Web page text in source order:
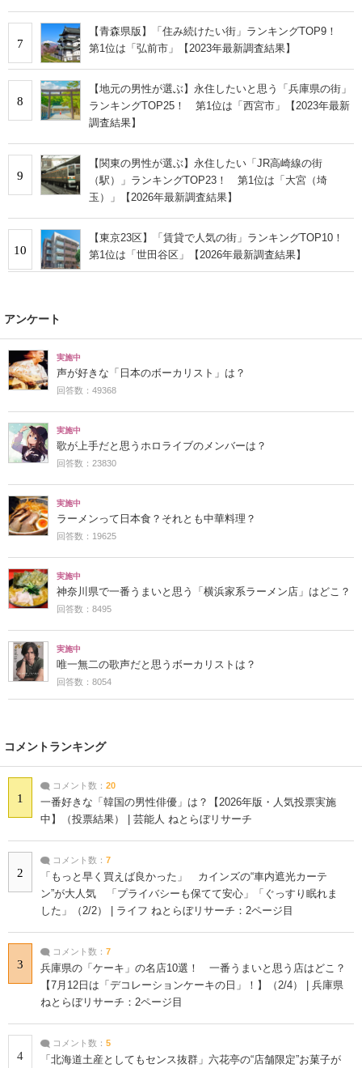
7
【青森県版】「住み続けたい街」ランキングTOP9！
第1位は「弘前市」【2023年最新調査結果】
8
【地元の男性が選ぶ】永住したいと思う「兵庫県の街」
ランキングTOP25！ 第1位は「西宮市」【2023年最新
調査結果】
9
【関東の男性が選ぶ】永住したい「JR高崎線の街
（駅）」ランキングTOP23！ 第1位は「大宮（埼
玉）」【2026年最新調査結果】
10
【東京23区】「賃貸で人気の街」ランキングTOP10！
第1位は「世田谷区」【2026年最新調査結果】
アンケート
実施中
声が好きな「日本のボーカリスト」は？
回答数：49368
実施中
歌が上手だと思うホロライブのメンバーは？
回答数：23830
実施中
ラーメンって日本食？それとも中華料理？
回答数：19625
実施中
神奈川県で一番うまいと思う「横浜家系ラーメン店」はどこ？
回答数：8495
実施中
唯一無二の歌声だと思うボーカリストは？
回答数：8054
コメントランキング
1
コメント数： 20
一番好きな「韓国の男性俳優」は？【2026年版・人気投票実施
中】（投票結果） | 芸能人 ねとらぼリサーチ
2
コメント数： 7
「もっと早く買えば良かった」 カインズの“車内遮光カーテ
ン”が大人気 「プライバシーも保てて安心」「ぐっすり眠れま
した」（2/2） | ライフ ねとらぼリサーチ：2ページ目
3
コメント数： 7
兵庫県の「ケーキ」の名店10選！ 一番うまいと思う店はどこ？
【7月12日は「デコレーションケーキの日」！】（2/4） | 兵庫県
ねとらぼリサーチ：2ページ目
4
コメント数： 5
「北海道土産としてもセンス抜群」六花亭の“店舗限定”お菓子が